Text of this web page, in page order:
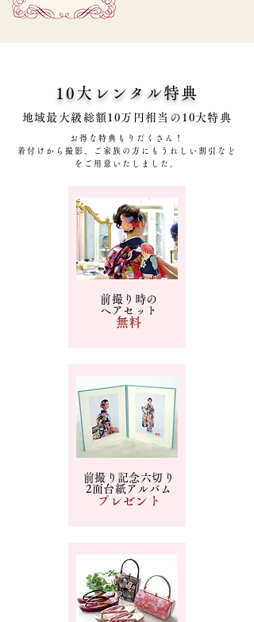
10大レンタル特典
地域最大級総額10万円相当の10大特典
お得な特典もりだくさん！
着付けから撮影、ご家族の方にもうれしい割引など
をご用意いたしました。
前撮り時の
ヘアセット
​無料
前撮り記念六切り
2面台紙アルバム
​プレゼント